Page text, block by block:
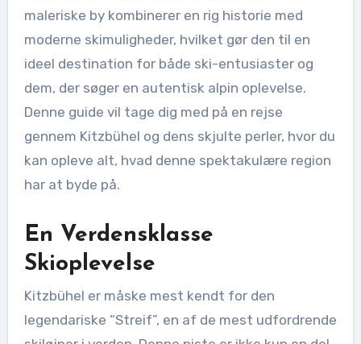
maleriske by kombinerer en rig historie med
moderne skimuligheder, hvilket gør den til en
ideel destination for både ski-entusiaster og
dem, der søger en autentisk alpin oplevelse.
Denne guide vil tage dig med på en rejse
gennem Kitzbühel og dens skjulte perler, hvor du
kan opleve alt, hvad denne spektakulære region
har at byde på.
En Verdensklasse
Skioplevelse
Kitzbühel er måske mest kendt for den
legendariske “Streif”, en af de mest udfordrende